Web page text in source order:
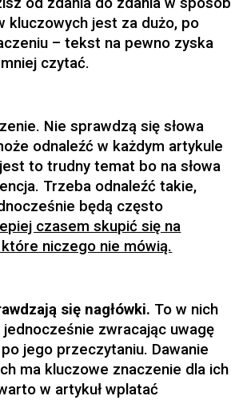
od zdania do zdania w sposób
kluczowych jest za dużo, po
– tekst na pewno zyska
czytać.
Nie sprawdzą się słowa
odnaleźć w każdym artykule
to trudny temat bo na słowa
Trzeba odnaleźć takie,
będą często
czasem skupić się na
niczego nie mówią.
się nagłówki. To w nich
zwracając uwagę
jego przeczytaniu. Dawanie
ma kluczowe znaczenie dla ich
w artykuł wplatać